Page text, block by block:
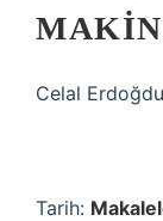
Celal
Tarih: